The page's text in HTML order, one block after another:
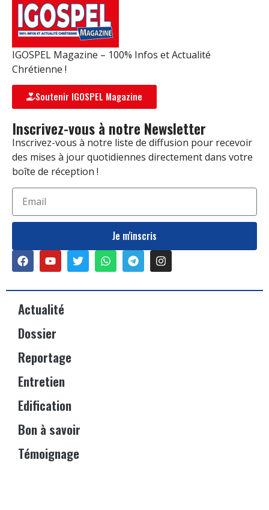
IGOSPEL Magazine – 100% Infos et Actualité
Chrétienne !
Soutenir IGOSPEL Magazine
Inscrivez-vous à notre Newsletter
Inscrivez-vous à notre liste de diffusion pour recevoir
des mises à jour quotidiennes directement dans votre
boîte de réception !
Je m'inscris
Actualité
Dossier
Reportage
Entretien
Edification
Bon à savoir
Témoignage